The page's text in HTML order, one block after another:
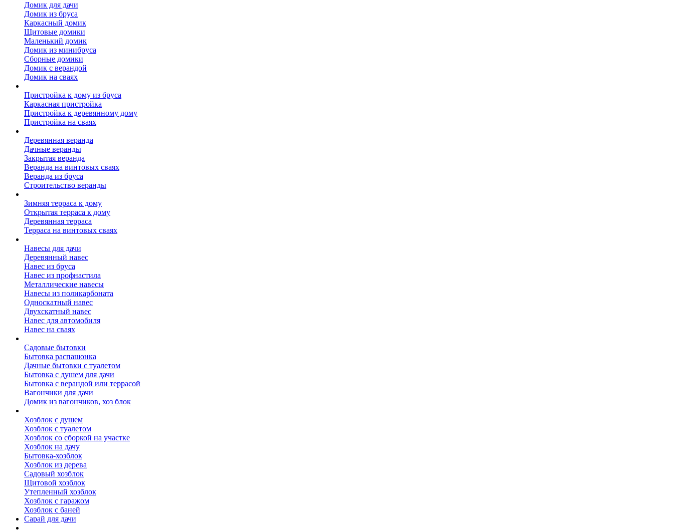
Домик для дачи
Домик из бруса
Каркасный домик
Щитовые домики
Маленький домик
Домик из минибруса
Сборные домики
Домик с верандой
Домик на сваях
Пристройка к дому из бруса
Каркасная пристройка
Пристройка к деревянному дому
Пристройка на сваях
Деревянная веранда
Дачные веранды
Закрытая веранда
Веранда на винтовых сваях
Веранда из бруса
Строительство веранды
Зимняя терраса к дому
Открытая терраса к дому
Деревянная терраса
Терраса на винтовых сваях
Навесы для дачи
Деревянный навес
Навес из бруса
Навес из профнастила
Металлические навесы
Навесы из поликарбоната
Односкатный навес
Двухскатный навес
Навес для автомобиля
Навес на сваях
Садовые бытовки
Бытовка распашонка
Дачные бытовки с туалетом
Бытовка с душем для дачи
Бытовка с верандой или террасой
Вагончики для дачи
Домик из вагончиков, хоз блок
Хозблок с душем
Хозблок с туалетом
Хозблок со сборкой на участке
Хозблок на дачу
Бытовка-хозблок
Хозблок из дерева
Садовый хозблок
Щитовой хозблок
Утепленный хозблок
Хозблок с гаражом
Хозблок с баней
Сарай для дачи